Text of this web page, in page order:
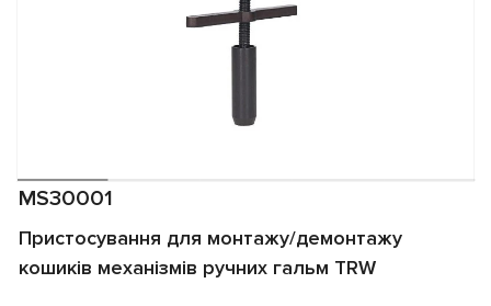
MS30001
Пристосування для монтажу/демонтажу
кошиків механізмів ручних гальм TRW